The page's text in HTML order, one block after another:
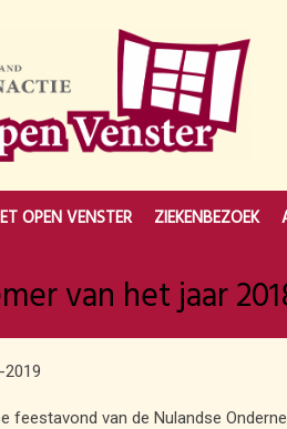
OPEN VENSTER ZIEKENBEZOEK
van het jaar
2019
feestavond van de Nulandse